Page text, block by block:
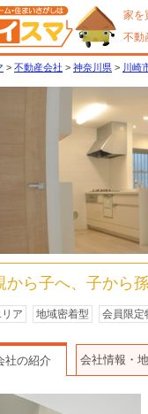
家を
不動
> 不動産会社 > 神奈川県 > 川崎
から子へ、子から
ア 地域密着型 会員限定
社の紹介 会社情報・